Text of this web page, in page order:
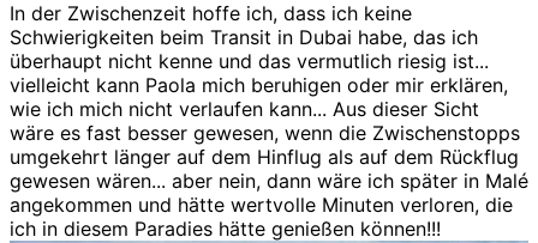
In der Zwischenzeit hoffe ich, dass ich keine
Schwierigkeiten beim Transit in Dubai habe, das ich
überhaupt nicht kenne und das vermutlich riesig ist...
vielleicht kann Paola mich beruhigen oder mir erklären,
wie ich mich nicht verlaufen kann... Aus dieser Sicht
wäre es fast besser gewesen, wenn die Zwischenstopps
umgekehrt länger auf dem Hinflug als auf dem Rückflug
gewesen wären... aber nein, dann wäre ich später in Malé
angekommen und hätte wertvolle Minuten verloren, die
ich in diesem Paradies hätte genießen können!!!